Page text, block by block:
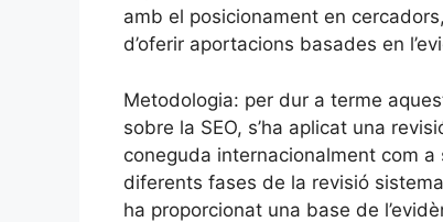
amb el posicionament en
d’oferir aportacions basades en
Metodologia: per dur a terme
sobre la SEO, s’ha aplicat una
coneguda internacionalment com
diferents fases de la revisió
ha proporcionat una base de